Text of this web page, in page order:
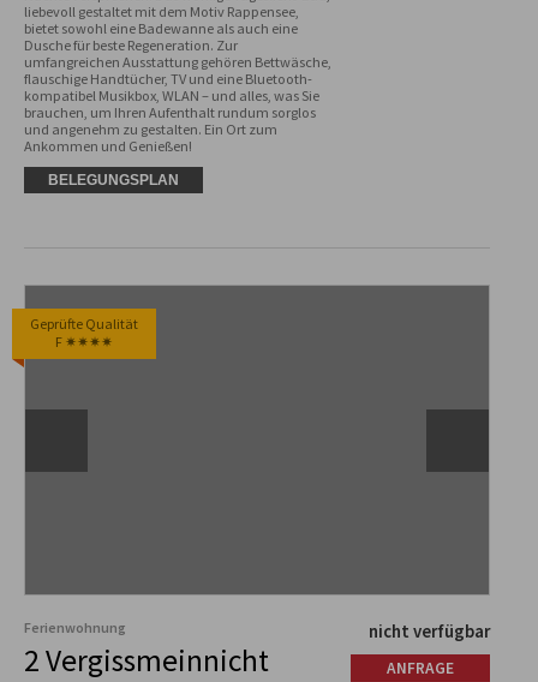
liebevoll gestaltet mit dem Motiv Rappensee,
bietet sowohl eine Badewanne als auch eine
Dusche für beste Regeneration. Zur
umfangreichen Ausstattung gehören Bettwäsche,
flauschige Handtücher, TV und eine Bluetooth-
kompatibel Musikbox, WLAN – und alles, was Sie
brauchen, um Ihren Aufenthalt rundum sorglos
und angenehm zu gestalten. Ein Ort zum
Ankommen und Genießen!
BELEGUNGSPLAN
Geprüfte Qualität
F ✷✷✷✷
Ferienwohnung
2 Vergissmeinnicht
nicht verfügbar
ANFRAGE